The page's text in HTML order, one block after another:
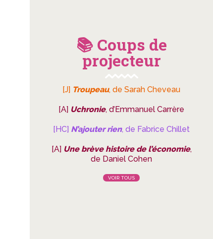
📚 Coups de
projecteur
[J] Troupeau, de Sarah Cheveau
[A] Uchronie, d’Emmanuel Carrère
[HC] N’ajouter rien, de Fabrice Chillet
[A] Une brève histoire de l’économie,
de Daniel Cohen
VOIR TOUS